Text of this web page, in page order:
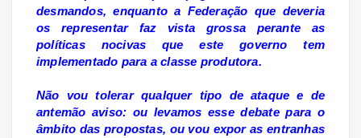
desmandos, enquanto a Federação que deveria
os representar faz vista grossa perante as
políticas nocivas que este governo tem
implementado para a classe produtora.
Não vou tolerar qualquer tipo de ataque e de
antemão aviso: ou levamos esse debate para o
âmbito das propostas, ou vou expor as entranhas